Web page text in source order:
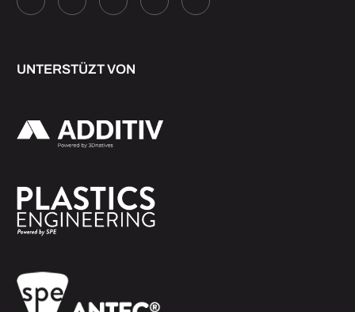
UNTERSTÜZT VON